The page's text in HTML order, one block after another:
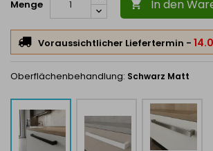
Menge  In den
Voraussichtlicher Liefertermin -
Oberflächenbehandlung: Schwarz Matt